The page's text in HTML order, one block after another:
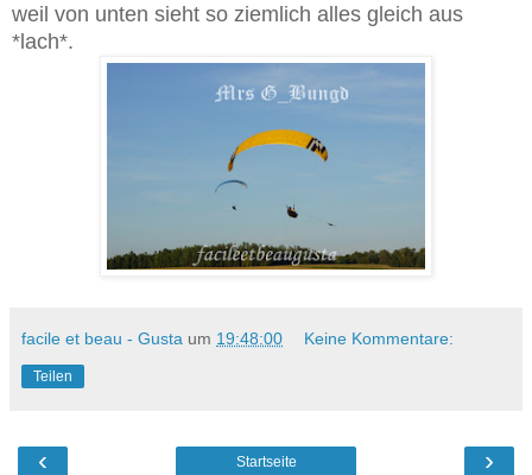
weil von unten sieht so ziemlich alles gleich aus
*lach*.
facile et beau - Gusta um 19:48:00 Keine Kommentare:
Teilen
‹ ›
Startseite